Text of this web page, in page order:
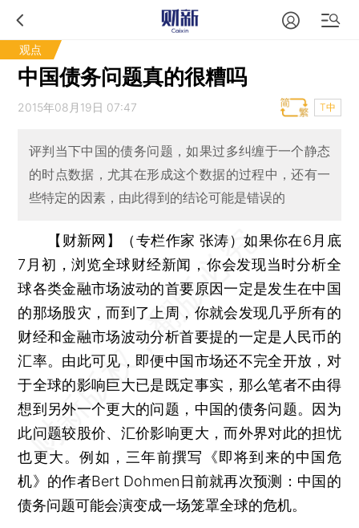
观点
中国债务问题真的很糟吗
2015年08月19日 07:47 T中
评判当下中国的债务问题，如果过多纠缠于一个静态
的时点数据，尤其在形成这个数据的过程中，还有一
些特定的因素，由此得到的结论可能是错误的
【财新网】（专栏作家 张涛）如果你在6月底
7月初，浏览全球财经新闻，你会发现当时分析全
球各类金融市场波动的首要原因一定是发生在中国
的那场股灾，而到了上周，你就会发现几乎所有的
财经和金融市场波动分析首要提的一定是人民币的
汇率。由此可见，即便中国市场还不完全开放，对
于全球的影响巨大已是既定事实，那么笔者不由得
想到另外一个更大的问题，中国的债务问题。因为
此问题较股价、汇价影响更大，而外界对此的担忧
也更大。例如，三年前撰写《即将到来的中国危
机》的作者Bert Dohmen日前就再次预测：中国的
债务问题可能会演变成一场笼罩全球的危机。